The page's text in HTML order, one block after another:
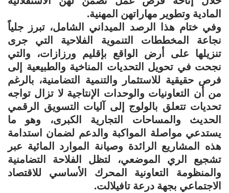
المادية وتطوير مهاراتهن المهنية.
​وفي ختام هذا الرصد الميداني الشامل، تبرز جلياً
نجاعة المخططات التنموية الفلاحية التي جرى
تنزيلها على أرض الواقع بإقليم ورزازات، والتي
نجحت في تحويل التحديات المناخية والطبيعية إلى
فرص حقيقية للاستثمار والتنمية التضامنية، بالرغم
من أن التعاونيات والوحدات الإنتاجية لا تزال تواجه
تحديات تتعلق بالولوج إلى آليات التسويق الرقمي
الحديث والمساحات التجارية الكبرى، وهو ما
يستدعي مواصلة المواكبة والدعم لضمان استدامة
هذه المشاريع الرائدة وصيانة الموارد المائية عبر
تشجيع الري الموضعي، لتظل الفلاحة التضامنية
والمنظومة التعاونية المحرك الأساسي للاقتصاد
الاجتماعي بجهة درعة تافيلالت.